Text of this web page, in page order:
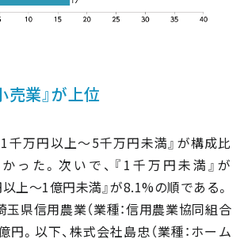
業』が上位
1千万円以上～5千万円未満』が構成比
った。次いで、『1千万円未満』が
上～1億円未満』が8.1%の順である。
県信用農業（業種：信用農業協同組合
円。以下、株式会社島忠（業種：ホーム